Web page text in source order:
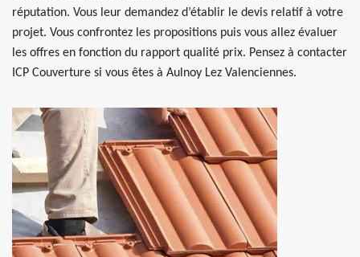
réputation. Vous leur demandez d’établir le devis relatif à votre
projet. Vous confrontez les propositions puis vous allez évaluer
les offres en fonction du rapport qualité prix. Pensez à contacter
ICP Couverture si vous êtes à Aulnoy Lez Valenciennes.